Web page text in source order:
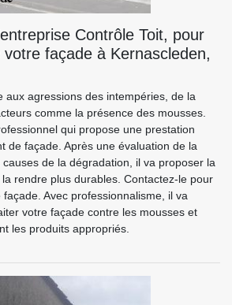
Contrôle Toit, pour
votre façade à Kernascleden,
aux agressions des intempéries, de la
comme la présence des mousses.
qui propose une prestation
de façade. Après une évaluation de la
de la dégradation, il va proposer la
rendre plus durables. Contactez-le pour
Avec professionnalisme, il va
votre façade contre les mousses et
les produits appropriés.